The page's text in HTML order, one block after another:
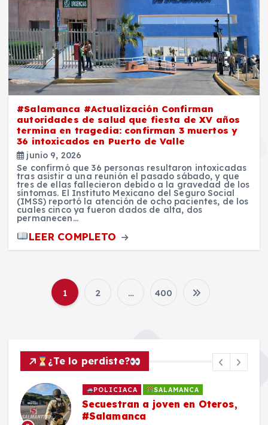
#Salamanca #Actualización Confirman
autoridades de salud que fiesta de XV años
termina en tragedia: confirman 3 muertos y
36 intoxicados en Puerto de Valle
junio 9, 2026
Se confirmó que 36 personas resultaron intoxicadas
tras asistir a una reunión el pasado sábado, y que
tres de ellas fallecieron debido a la gravedad de los
síntomas. El Instituto Mexicano del Seguro Social
(IMSS) reportó la atención de ocho pacientes, de los
cuales cinco ya fueron dados de alta, dos
permanecen…
LEER COMPLETO
P
a
g
i
1 2 … 400
¿Te lo perdiste?
POLICIACA SALAMANCA
Secuestran a joven en Oteros,
#Salamanca